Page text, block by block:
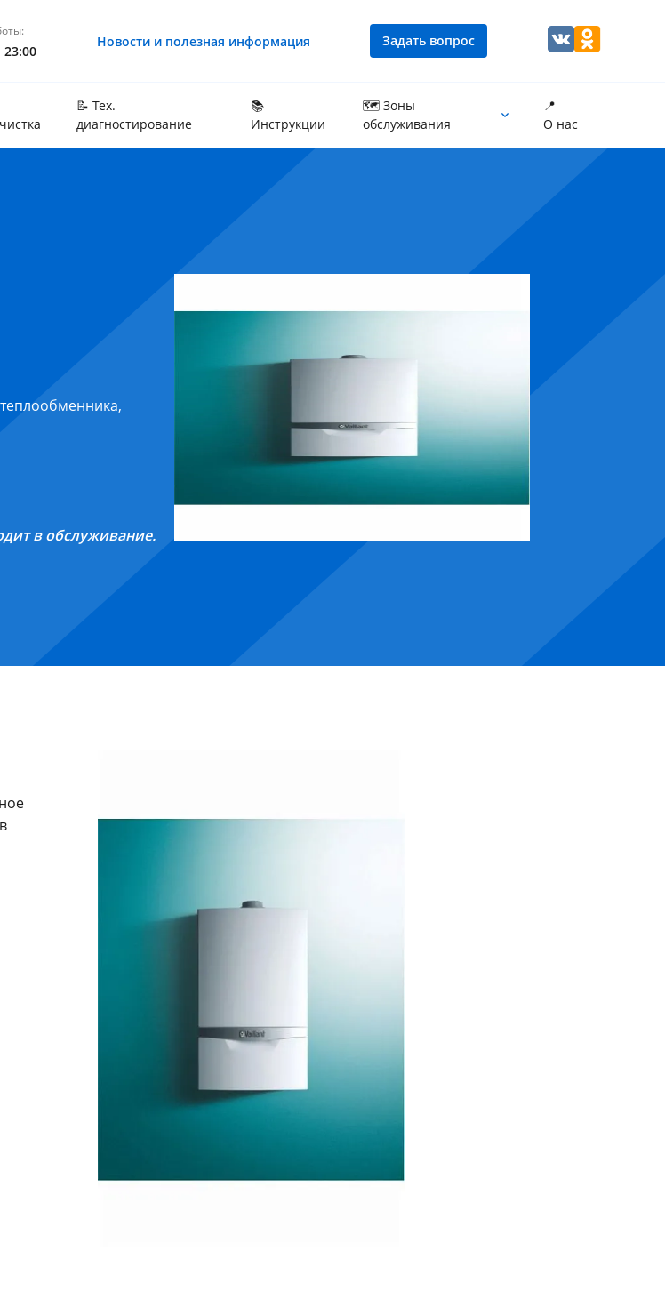
23:00
Новости и полезная информация Задать вопрос
📝 Тех.
диагностирование
📚
Инструкции
🗺 Зоны
обслуживания
📍
О нас
в обслуживание.